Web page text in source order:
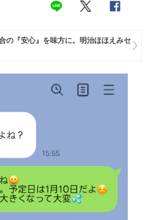
の『安心』を味方に。明治ほほえみセ